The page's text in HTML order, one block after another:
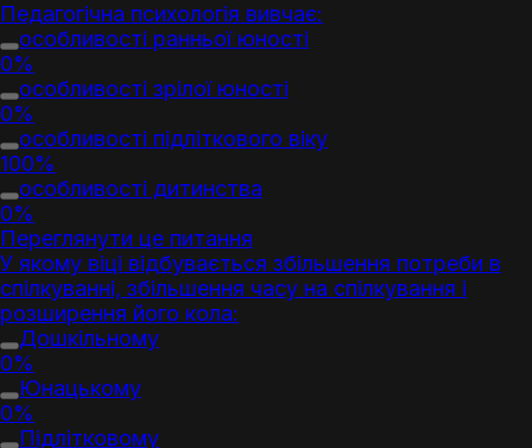
Педагогічна психологія вивчає:
особливості ранньої юності
0%
особливості зрілої юності
0%
особливості підліткового віку
100%
особливості дитинства
0%
Переглянути це питання
У якому віці відбувається збільшення потреби в
спілкуванні, збільшення часу на спілкування і
розширення його кола:
Дошкільному
0%
Юнацькому
0%
Підлітковому